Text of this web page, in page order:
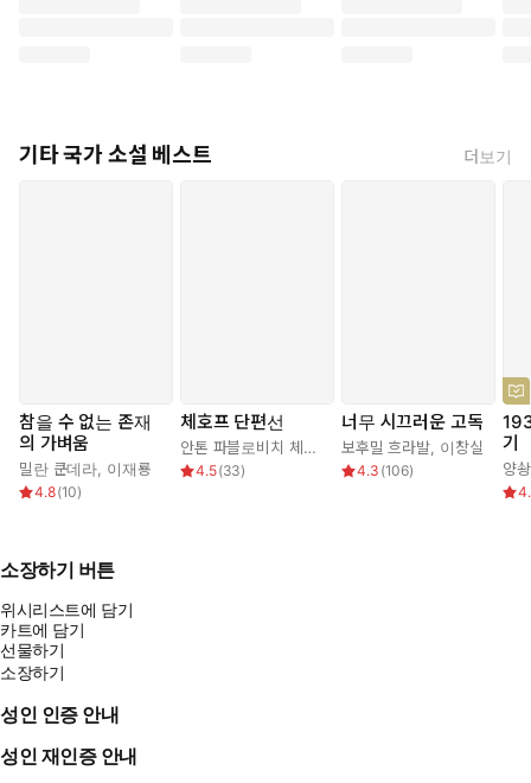
기타 국가 소설 베스트 더보기
참을 수 없는 존재
의 가벼움
밀란 쿤데라 이재룡
4.8(10)
체호프 단편선
안톤 파블로비치 체호프 박현섭
4.5(33)
너무 시끄러운 고독
보후밀 흐라발 이창실
4.3 (106)
기
양
소장하기 버튼
위시리스트에 담기
카트에 담기
선물하기
소장하기
성인 인증 안내
성인 재인증 안내